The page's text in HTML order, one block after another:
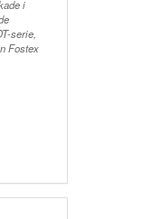
i
serie,
Fostex